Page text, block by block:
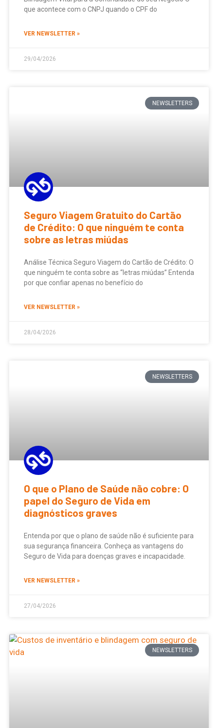
que acontece com o CNPJ quando o CPF do
VER NEWSLETTER »
29/04/2026
NEWSLETTERS
Seguro Viagem Gratuito do Cartão
de Crédito: O que ninguém te conta
sobre as letras miúdas
Análise Técnica Seguro Viagem do Cartão de Crédito: O
que ninguém te conta sobre as “letras miúdas” Entenda
por que confiar apenas no benefício do
VER NEWSLETTER »
28/04/2026
NEWSLETTERS
O que o Plano de Saúde não cobre: O
papel do Seguro de Vida em
diagnósticos graves
Entenda por que o plano de saúde não é suficiente para
sua segurança financeira. Conheça as vantagens do
Seguro de Vida para doenças graves e incapacidade.
VER NEWSLETTER »
27/04/2026
NEWSLETTERS